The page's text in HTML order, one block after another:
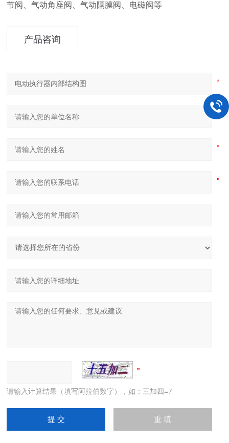
节阀、气动角座阀、气动隔膜阀、电磁阀等
产品咨询
请输入计算结果（填写阿拉伯数字），如：三加四=7